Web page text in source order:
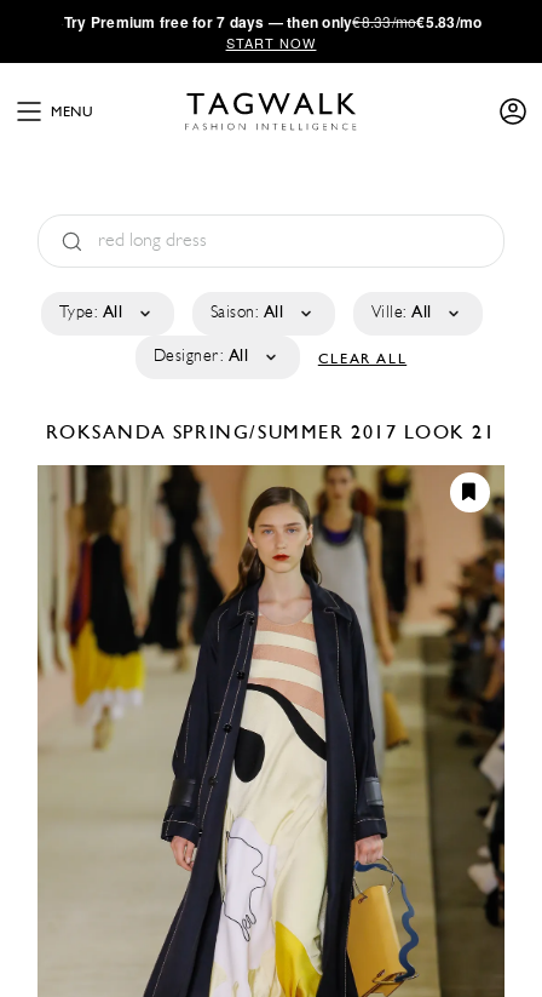
·Try Premium free for 7 days — then only€8.33/mo€5.83/mo
START NOW
MENU
Type: All Saison: All Ville: All
Designer: All CLEAR ALL
ROKSANDA SPRING/SUMMER 2017 LOOK 21